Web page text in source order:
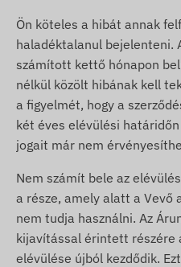
Ön köteles a hibát annak
haladéktalanul bejelenteni.
számított kettő hónapon
nélkül közölt hibának kell
a figyelmét, hogy a
két éves elévülési
jogait már nem
Nem számít bele az
a része, amely alatt a Vevő
nem tudja használni. Az
kijavítással érintett részére
elévülése újból kezdődik.